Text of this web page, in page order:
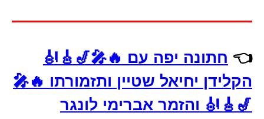
👈 חתונה יפה עם 🔥🎤🎷🎸🎻
הקלידן יחיאל שטיין ותזמורתו 🔥🎤
🎷🎸🎻 והזמר אברימי לונגר